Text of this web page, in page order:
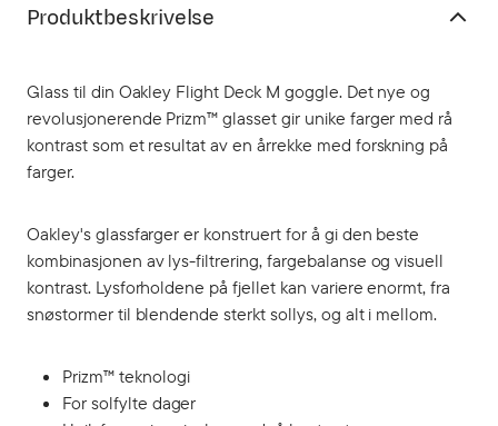
Produktbeskrivelse
Glass til din Oakley Flight Deck M goggle. Det nye og
revolusjonerende Prizm™ glasset gir unike farger med rå
kontrast som et resultat av en årrekke med forskning på
farger.
Oakley's glassfarger er konstruert for å gi den beste
kombinasjonen av lys-filtrering, fargebalanse og visuell
kontrast. Lysforholdene på fjellet kan variere enormt, fra
snøstormer til blendende sterkt sollys, og alt i mellom.
Prizm™ teknologi
For solfylte dager